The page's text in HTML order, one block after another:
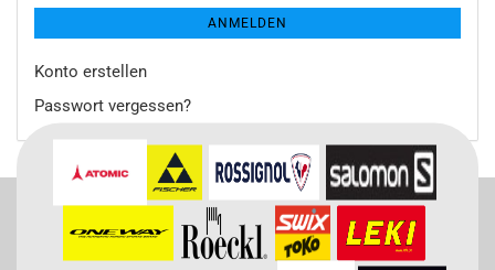
ANMELDEN
Konto erstellen
Passwort vergessen?